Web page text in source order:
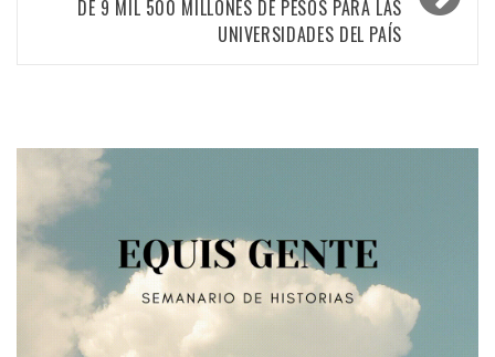
DE 9 MIL 500 MILLONES DE PESOS PARA LAS
UNIVERSIDADES DEL PAÍS